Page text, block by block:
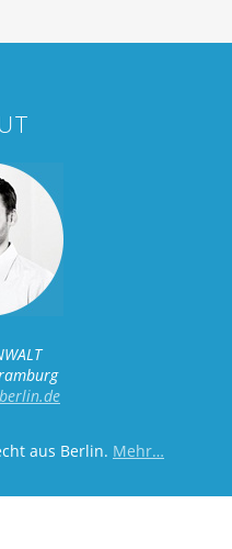
aus Berlin. Mehr…